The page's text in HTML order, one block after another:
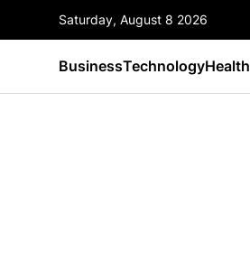
Saturday, August 8 2026
BusinessTechnologyHealth